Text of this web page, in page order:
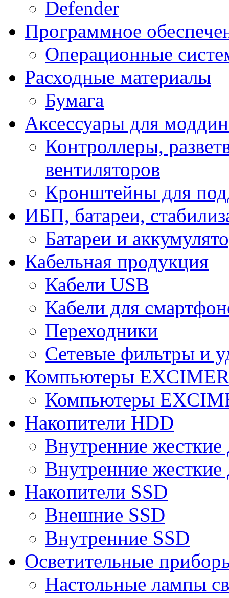
Defender
Программное
Операционные
Расходные материалы
Бумага
Аксессуары для
Контроллеры,
вентиляторов
Кронштейны для
ИБП, батареи,
Батареи и
Кабельная продукция
Кабели USB
Кабели для
Переходники
Сетевые фильтры и
Компьютеры
Компьютеры
Накопители HDD
Внутренние
Внутренние
Накопители SSD
Внешние SSD
Внутренние SSD
Осветительные
Настольные лампы